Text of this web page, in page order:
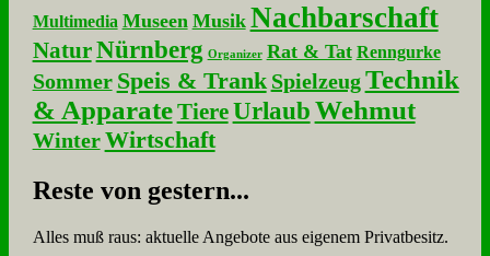
Multimedia Museen Musik Nachbarschaft
NaturNürnberg Organizer Rat & Tat Renngurke
Sommer Speis & Trank Spielzeug Technik
& Apparate Tiere UrlaubWehmut
Winter Wirtschaft
Re­ste von ge­stern...
Alles muß raus: aktuelle An­ge­bo­te aus eigenem Privatbesitz.